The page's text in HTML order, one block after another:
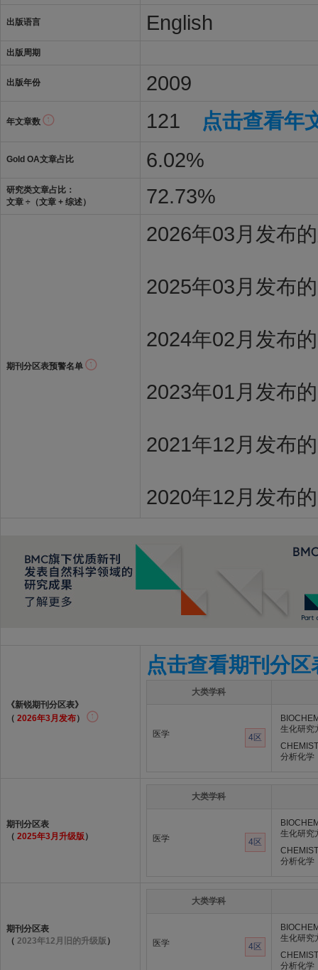
出版语言 English
出版周期
出版年份 2009
年文章数 121 点击查看年
Gold OA文章占比 6.02%
研究类文章占比：
文章 ÷（文章 + 综述）
72.73%
期刊分区表预警名单
2026年03月发布
2025年03月发布
2024年02月发布
2023年01月发布
2021年12月发布
2020年12月发布
《新锐期刊分区表》
（ 2026年3月发布）
点击查看期刊分区
大类学科
医学 4区
生化研究
分析化学
期刊分区表
（ 2025年3月升级版 ）
大类学科
医学 4区
生化研究
分析化学
期刊分区表
（ 2023年12月旧的升级版 ）
大类学科
医学 4区
生化研究
分析化学